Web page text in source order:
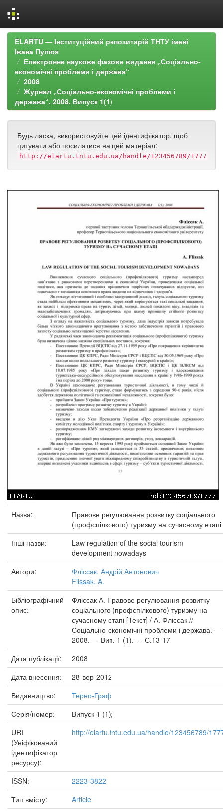
Skip
navigation
ELARTU — Інституційний репозитарій ТНТУ імені
Івана Пулюя
Електронне наукове фахове видання „Соціально-
економічні проблеми і держава“
2008
Журнал „Соціально-економічні проблеми і
держава“, 2008, Випуск 1(1)
Будь ласка, використовуйте цей ідентифікатор, щоб
цитувати або посилатися на цей матеріал:
http://elartu.tntu.edu.ua/handle/123456789/1777
Назва:
Правове регулювання розвитку соціального
(профспілкового) туризму на сучасному етапі
Інші назви:
Law regulation of the social tourism
development nowadays
Автори:
Фліссак, Андрій Антонович
Flissak, A.
Бібліографічний
опис:
Фліссак А. Правове регулювання розвитку
соціального (профспілкового) туризму на
сучасному етапі [Текст] / А. Фліссак //
Соціально-економічні проблеми і держава. —
2008. — Вип. 1 (1). — С.13-17
Дата публікації:
2008
Дата внесення:
28-вер-2012
Видавництво:
Терно-Граф
Серія/номер:
Випуск 1 (1);
URI
(Уніфікований
ідентифікатор
ресурсу):
http://elartu.tntu.edu.ua/handle/123456789/
ISSN:
2223-3822
Тип вмісту:
Article